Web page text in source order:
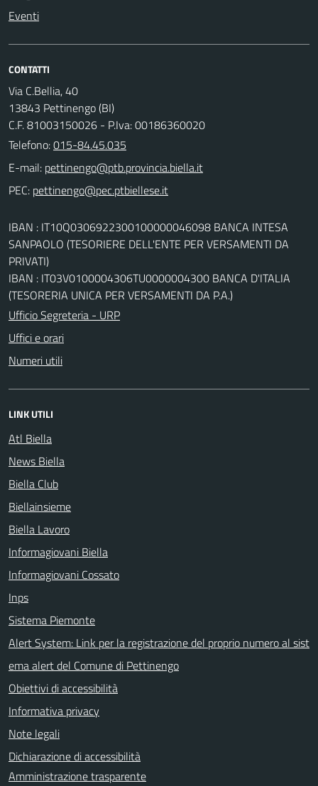
Eventi
CONTATTI
Via C.Bellia, 40
13843 Pettinengo (BI)
C.F. 81003150026 - P.Iva: 00186360020
Telefono:015-84.45.035
E-mail:
PEC:
IBAN : IT10Q0306922300100000046098 BANCA INTESA
SANPAOLO (TESORIERE DELL'ENTE PER VERSAMENTI DA
PRIVATI)
IBAN : IT03V0100004306TU0000004300 BANCA D'ITALIA
(TESORERIA UNICA PER VERSAMENTI DA P.A.)
Ufficio Segreteria - URP
Uffici e orari
Numeri utili
LINK UTILI
Atl Biella
News Biella
Biella Club
Biellainsieme
Biella Lavoro
Informagiovani Biella
Informagiovani Cossato
Inps
Sistema Piemonte
Alert System: Link per la registrazione del proprio numero al sist
ema alert del Comune di Pettinengo
Obiettivi di accessibilità
Informativa privacy
Note legali
Dichiarazione di accessibilità
Amministrazione trasparente